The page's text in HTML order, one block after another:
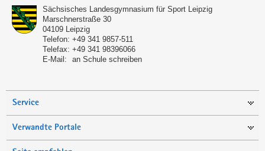
Schüler vom Landesgymnasium für Sport
Leipzig engagieren sich beim Cleanup des
Stadthafens Leipzig.
Sächsisches Landesgymnasium für Sport Leipzig
Marschnerstraße 30
04109
Leipzig
Telefon: +49 341 9857-511
Telefax: +49 341 98396066
E-Mail:
an Schule schreiben
Service
Verwandte Portale